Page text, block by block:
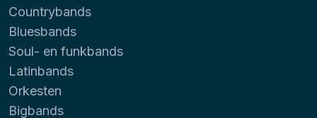
Countrybands
Bluesbands
Soul- en funkbands
Latinbands
Orkesten
Bigbands